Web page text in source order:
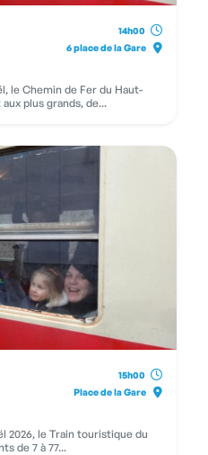
14h00
6 place de la Gare
le Chemin de Fer du Haut-
plus grands, de...
15h00
Place de la Gare
2026, le Train touristique du
de 7 à 77...